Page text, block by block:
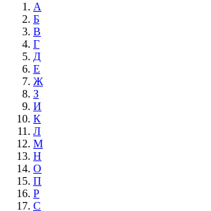
А
Б
В
Г
Д
Е
Ж
З
И
К
Л
М
Н
О
П
Р
С